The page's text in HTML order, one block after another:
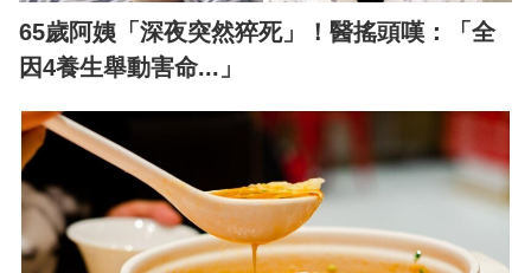
65歲阿姨「深夜突然猝死」！醫搖頭嘆：「全
因4養生舉動害命...」